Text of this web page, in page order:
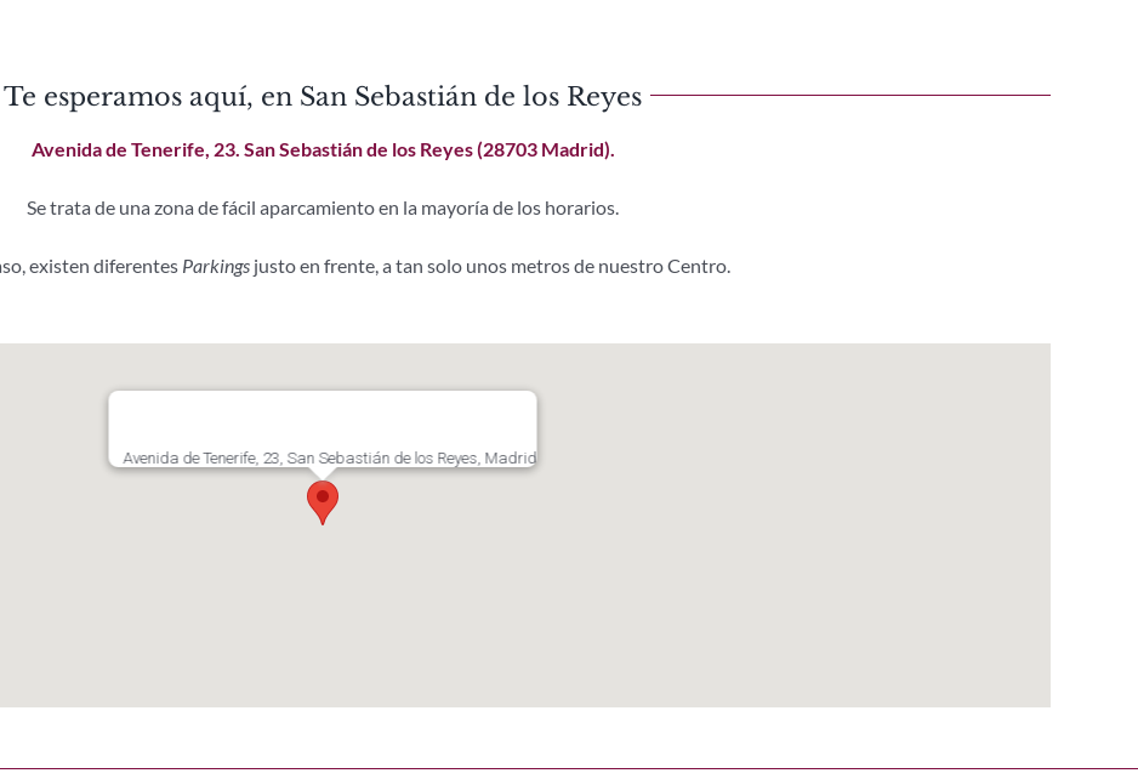
Te esperamos aquí, en San Sebastián de los Reyes
Avenida de Tenerife, 23. San Sebastián de los Reyes (28703 Madrid).
Se trata de una zona de fácil aparcamiento en la mayoría de los horarios.
existen diferentes Parkings justo en frente, a tan solo unos metros de nuestro Centro.
Avenida de Tenerife, 23, San Sebastián de los Reyes, Madrid